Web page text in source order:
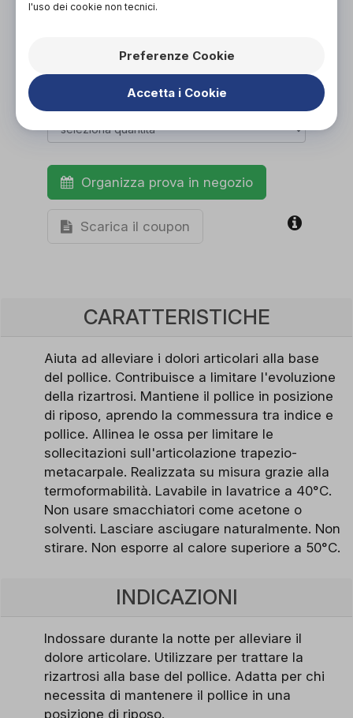
NON DISPONIBILE
Organizza prova in negozio
Scarica il coupon
CARATTERISTICHE
Aiuta ad alleviare i dolori articolari alla base
del pollice. Contribuisce a limitare l'evoluzione
della rizartrosi. Mantiene il pollice in posizione
di riposo, aprendo la commessura tra indice e
pollice. Allinea le ossa per limitare le
sollecitazioni sull'articolazione trapezio-
metacarpale. Realizzata su misura grazie alla
termoformabilità. Lavabile in lavatrice a 40°C.
Non usare smacchiatori come acetone o
solventi. Lasciare asciugare naturalmente. Non
stirare. Non esporre al calore superiore a 50°C.
INDICAZIONI
Indossare durante la notte per alleviare il
dolore articolare. Utilizzare per trattare la
rizartrosi alla base del pollice. Adatta per chi
necessita di mantenere il pollice in una
posizione di riposo.
l'uso dei cookie non tecnici.
Preferenze Cookie
Accetta i Cookie